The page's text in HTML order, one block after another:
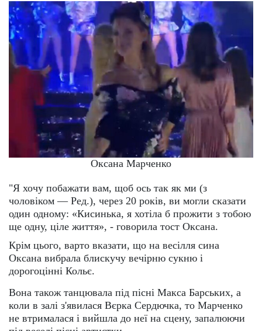
Оксана Марченко
"Я хочу побажати вам, щоб ось так як ми (з
чоловіком — Ред.), через 20 років, ви могли сказати
один одному: «Кисинька, я хотіла б прожити з тобою
ще одну, ціле життя», - говорила тост Оксана.
Крім цього, варто вказати, що на весілля сина
Оксана вибрала блискучу вечірню сукню і
дорогоцінні Кольє.
Вона також танцювала під пісні Макса Барських, а
коли в залі з'явилася Вєрка Сердючка, то Марченко
не втрималася і вийшла до неї на сцену, запалюючи